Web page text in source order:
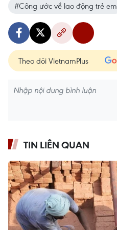
#Công ước về lao động trẻ em
Theo dõi VietnamPlus
TIN LIÊN QUAN